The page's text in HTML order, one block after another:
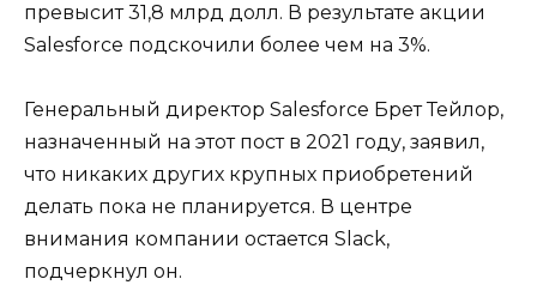
превысит 31,8 млрд долл. В результате акции
Salesforce подскочили более чем на 3%.
Генеральный директор Salesforce Брет Тейлор,
назначенный на этот пост в 2021 году, заявил,
что никаких других крупных приобретений
делать пока не планируется. В центре
внимания компании остается Slack,
подчеркнул он.